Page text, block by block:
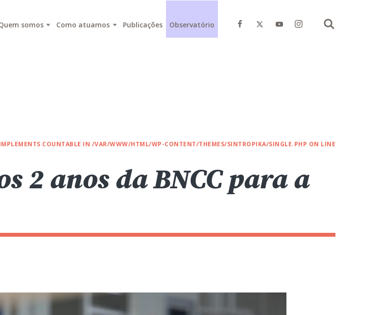
somos Como atuamos Publicações Observatório Facebook do Movimento Pela Base
X do Movimento Pela Base
Youtube do Movimento Pela Base
Instagram do Movimento Pela
COUNTABLE IN /VAR/WWW/HTML/WP-CONTENT/THEMES/SINTROPIKA/SINGLE.PHP ON LINE
2 anos da BNCC para a